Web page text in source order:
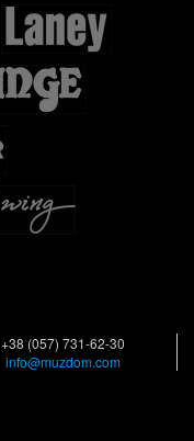
+38 (057) 731-62-30
info@muzdom.com